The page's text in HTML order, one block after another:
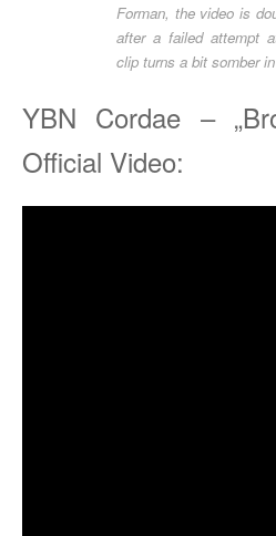
Forman, the video is
after a failed attempt
clip turns a bit somber
YBN Cordae –
Official Video: